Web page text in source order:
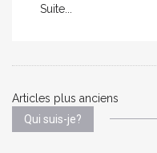
Suite...
Posts
navigation
Articles plus anciens
Qui suis-je?